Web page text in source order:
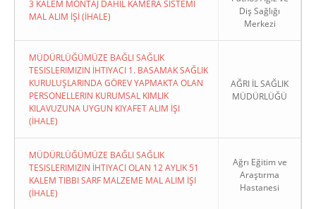
3 KALEM MONTAJ DAHİL KAMERA SİSTEMİ
MAL ALIM İŞİ (İHALE)
Diş Sağlığı
Merkezi
MÜDÜRLÜĞÜMÜZE BAĞLI SAĞLIK
TESISLERIMIZIN İHTIYACI 1. BASAMAK SAĞLIK
KURULUŞLARINDA GÖREV YAPMAKTA OLAN
PERSONELLERIN KURUMSAL KIMLIK
KILAVUZUNA UYGUN KIYAFET ALIM İŞI
(İHALE)
AĞRI İL SAĞLIK
MÜDÜRLÜĞÜ
MÜDÜRLÜĞÜMÜZE BAĞLI SAĞLIK
TESISLERIMIZIN İHTIYACI OLAN 12 AYLIK 51
KALEM TIBBI SARF MALZEME MAL ALIM İŞI
(İHALE)
Ağrı Eğitim ve
Araştırma
Hastanesi